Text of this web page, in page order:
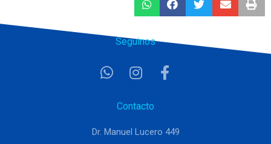
Seguinos
Contacto
Dr. Manuel Lucero 449